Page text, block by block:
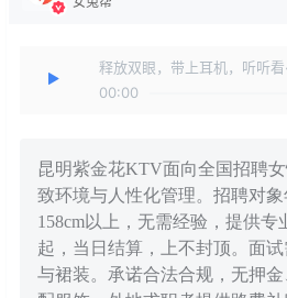
释放双眼，带上耳机，听听看
00:00
昆明紫金花KTV面向全国招聘
致环境与人性化管理。招聘对象
158cm以上，无需经验，提供专
起，当日结算，上不封顶。面
与裙装。承诺合法合规，无押